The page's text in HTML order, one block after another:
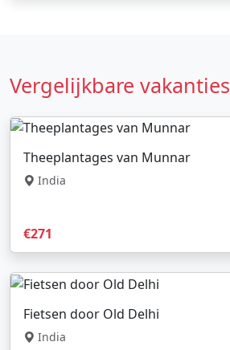
Vergelijkbare vakanties
Theeplantages van Munnar
India
€271
Fietsen door Old Delhi
India